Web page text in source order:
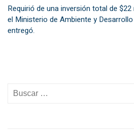
Requirió de una inversión total de
el Ministerio de Ambiente y
entregó.